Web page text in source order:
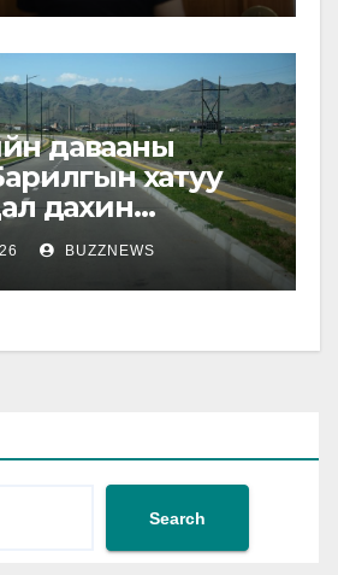
давааны
хатуу
дахин
үйлдвэр”
км урт авто зам
орлоо
BUZZNEWS
Search